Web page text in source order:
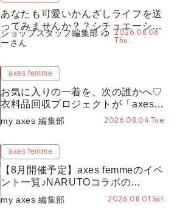
あなたも可愛いかんざしライフを送
ってみませんか？？シチュエーショ
ン別“かんざし”のオススメ【ショッ
プスタッフ編集部】
ショップスタッフ編集部 ゆ
ーさん
2026.08.06
Thu.
axes femme
お気に入りの一着を、次の誰かへ♡
衣料品回収プロジェクトが「axes
LOOP」にアップデート！活用する
とポイントが手に入る◎
my axes 編集部 2026.08.04 Tue.
axes femme
【8月開催予定】axes femmeのイベ
ント一覧♪NARUTOコラボの
REZEN POPUPから、プチYour
Stage.、ティーパーティまで！8月
my axes 編集部 2026.08.01 Sat.